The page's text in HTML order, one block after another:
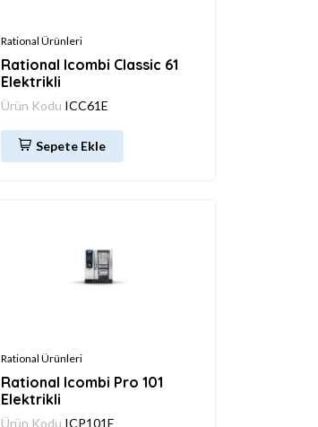
Rational Ürünleri
Rational Icombi Classic 61
Elektrikli
Ürün Kodu ICC61E
Sepete Ekle
Rational Ürünleri
Rational Icombi Pro 101
Elektrikli
Ürün Kodu ICP101E